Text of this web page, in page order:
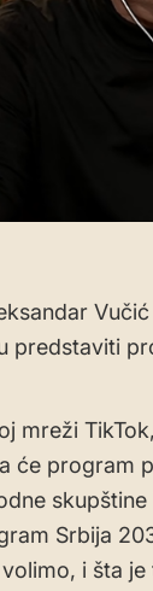
predstaviti
mreži
će program
Srbija
i šta